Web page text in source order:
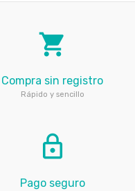
local_grocery_store
Compra sin registro
Rápido y sencillo
lock_outline
Pago seguro